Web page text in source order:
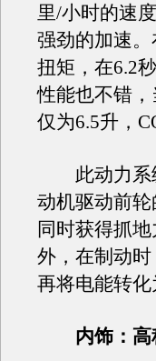
里/小时的速
强劲的加速
扭矩，在6.2
性能也不错
仅为6.5升，
此动力系统
动机驱动前
同时获得抓
外，在制动
再将电能转化
内饰：